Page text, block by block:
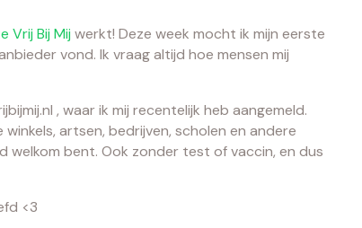
Vrij Bij Mij werkt! Deze week mocht ik mijn eerste
vond. Ik vraag altijd hoe mensen mij
, waar ik mij recentelijk heb aangemeld.
artsen, bedrijven, scholen en andere
bent. Ook zonder test of vaccin, en dus
<3